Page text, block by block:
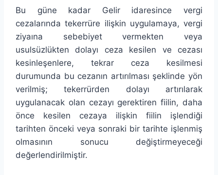
Bu güne kadar Gelir idaresince vergi
cezalarında tekerrüre ilişkin uygulamaya, vergi
ziyaına sebebiyet vermekten veya
usulsüzlükten dolayı ceza kesilen ve cezası
kesinleşenlere, tekrar ceza kesilmesi
durumunda bu cezanın artırılması şeklinde yön
verilmiş; tekerrürden dolayı artırılarak
uygulanacak olan cezayı gerektiren fiilin, daha
önce kesilen cezaya ilişkin fiilin işlendiği
tarihten önceki veya sonraki bir tarihte işlenmiş
olmasının sonucu değiştirmeyeceği
değerlendirilmiştir.